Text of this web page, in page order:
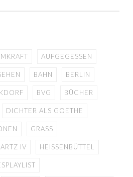
AUFGEGESSEN
BAHN BERLIN
BVG BÜCHER
DICHTER ALS GOETHE
GRASS
IV HEISSENBÜTTEL